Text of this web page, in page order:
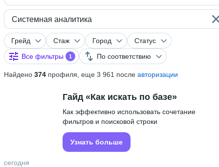
Системная аналитика
Грейд Стаж Город
Статус
Все фильтры
1 По соответствию
Найдено 374 профиля, еще 3 961 после авторизации
Гайд «Как искать по базе»
Как эффективно использовать сочетание
фильтров и поисковой строки
Узнать больше
сегодня